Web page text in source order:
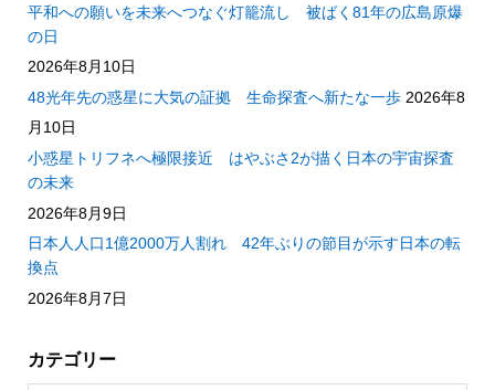
平和への願いを未来へつなぐ灯籠流し 被ばく81年の広島原爆
の日
2026年8月10日
48光年先の惑星に大気の証拠 生命探査へ新たな一歩 2026年8
月10日
小惑星トリフネへ極限接近 はやぶさ2が描く日本の宇宙探査
の未来
2026年8月9日
日本人人口1億2000万人割れ 42年ぶりの節目が示す日本の転
換点
2026年8月7日
カテゴリー